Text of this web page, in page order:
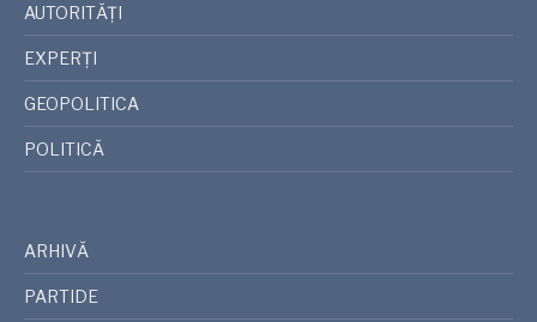
AUTORITĂȚI
EXPERȚI
GEOPOLITICA
POLITICĂ
ARHIVĂ
PARTIDE